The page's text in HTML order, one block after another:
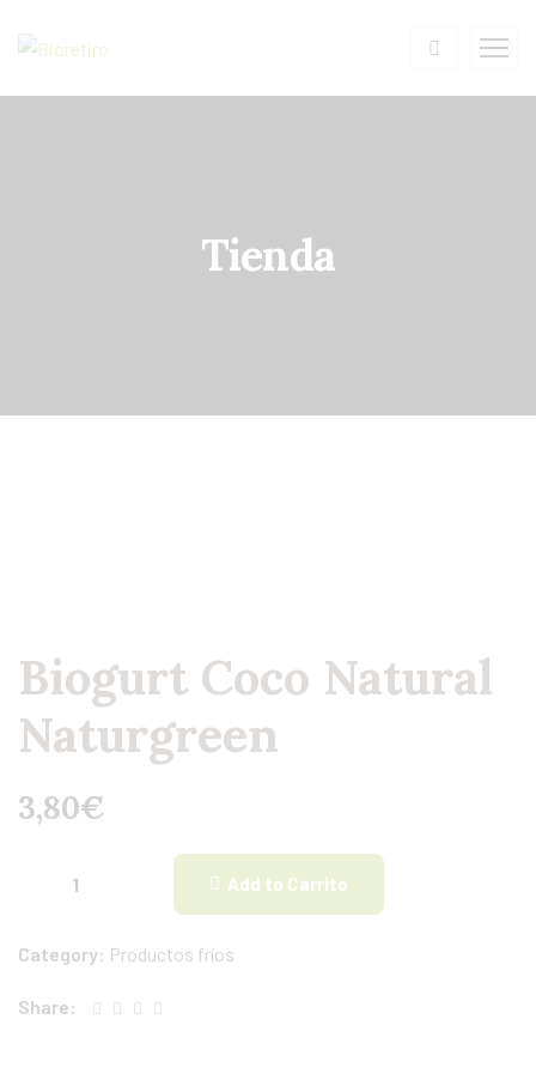
Tienda
Biogurt Coco Natural
Naturgreen
3,80€
Add to Carrito
Category: Productos fríos
Share: